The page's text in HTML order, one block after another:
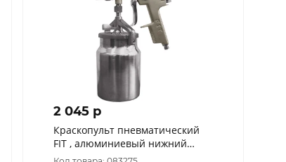
2 045 p
Краскопульт пневматический
FIT , алюминиевый нижний
бачок 1000 мл, 1.5 мм